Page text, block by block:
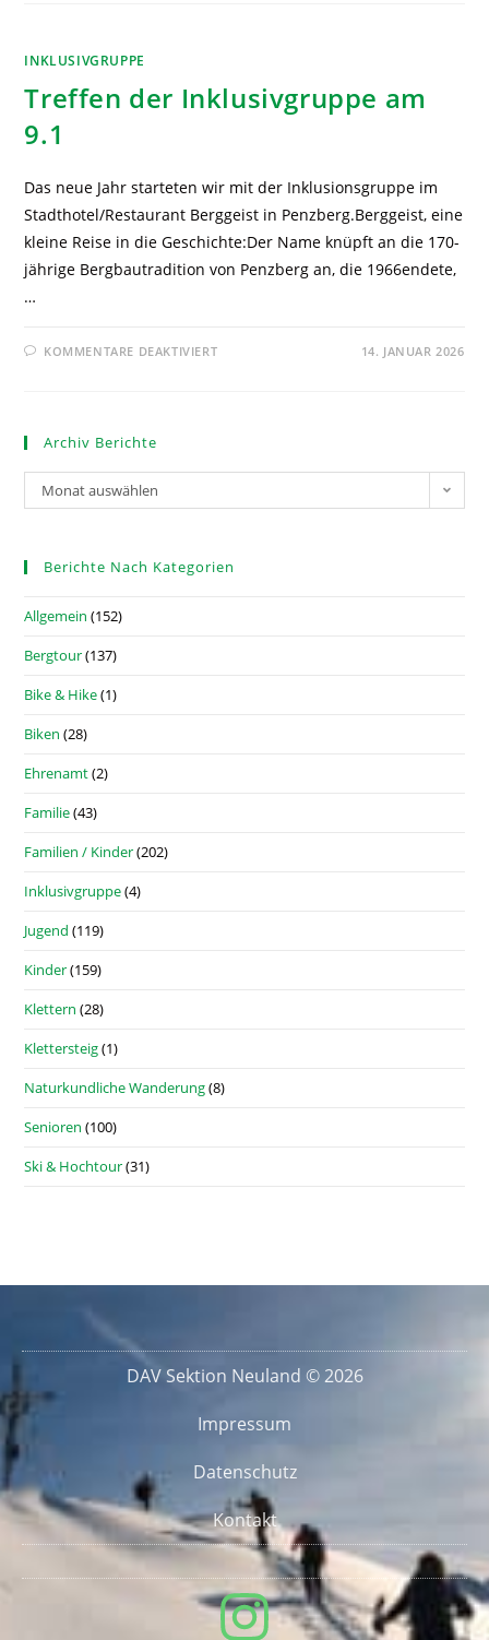
INKLUSIVGRUPPE
Treffen der Inklusivgruppe am
9.1
Das neue Jahr starteten wir mit der Inklusionsgruppe im
Stadthotel/Restaurant Berggeist in Penzberg.Berggeist, eine
kleine Reise in die Geschichte:Der Name knüpft an die 170-
jährige Bergbautradition von Penzberg an, die 1966endete,
…
KOMMENTARE DEAKTIVIERT 14. JANUAR 2026
Archiv Berichte
Monat auswählen
Berichte Nach Kategorien
Allgemein (152)
Bergtour(137)
Bike & Hike(1)
Biken (28)
Ehrenamt(2)
Familie(43)
Familien / Kinder(202)
Inklusivgruppe(4)
Jugend (119)
Kinder(159)
Klettern (28)
Klettersteig(1)
Naturkundliche Wanderung(8)
Senioren (100)
Ski & Hochtour(31)
DAV Sektion Neuland © 2026
Impressum
Datenschutz
Kontakt